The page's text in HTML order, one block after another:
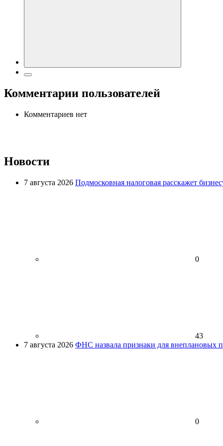
Комментарии пользователей
Комментариев нет
Новости
7 августа 2026 Подмосковная налоговая расскажет
0
43
7 августа 2026 ФНС назвала признаки для внеплановых
0